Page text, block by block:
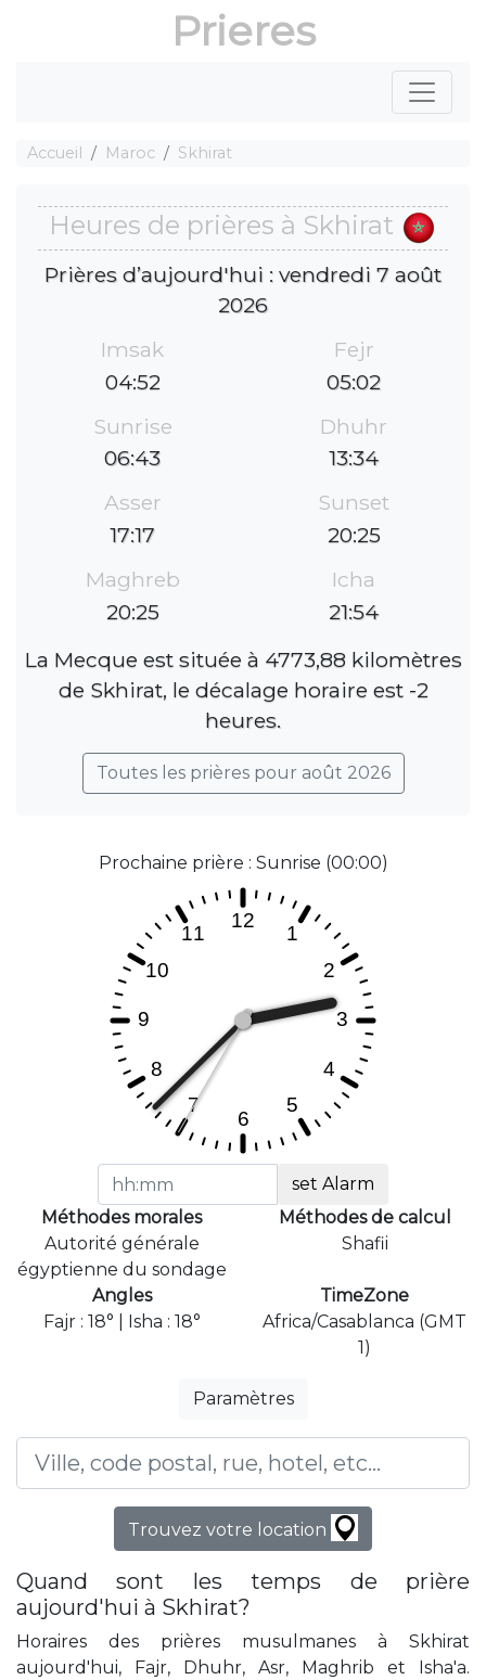
Prieres
Accueil Maroc Skhirat
Heures de prières à Skhirat
Prières d’aujourd'hui : vendredi 7 août
2026
Imsak
04:52
Fejr
05:02
Sunrise
06:43
Dhuhr
13:34
Asser
17:17
Sunset
20:25
Maghreb
20:25
Icha
21:54
La Mecque est située à 4773,88 kilomètres
de Skhirat, le décalage horaire est -2
heures.
Toutes les prières pour août 2026
Prochaine prière : Sunrise (00:00)
set Alarm
Méthodes morales
Autorité générale
égyptienne du sondage
Méthodes de calcul
Shafii
Angles
Fajr : 18° | Isha : 18°
TimeZone
Africa/Casablanca (GMT
1)
Paramètres
Trouvez votre location
Quand sont les temps de prière
aujourd'hui à Skhirat?
Horaires des prières musulmanes à Skhirat
aujourd'hui, Fajr, Dhuhr, Asr, Maghrib et Isha'a.